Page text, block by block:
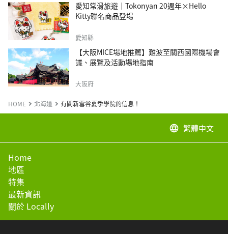
愛知常滑旅遊｜Tokonyan 20週年×Hello
Kitty聯名商品登場
愛知縣
【大阪MICE場地推薦】難波至關西國際機場會
議、展覽及活動場地指南
大阪府
HOME 北海道 有關新雪谷夏季學院的信息！
language 繁體中文
Home
地區
特集
最新資訊
關於 Locally